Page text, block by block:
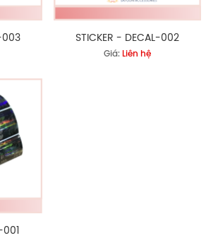
003 STICKER - DECAL-002
Giá: Liên hệ
001